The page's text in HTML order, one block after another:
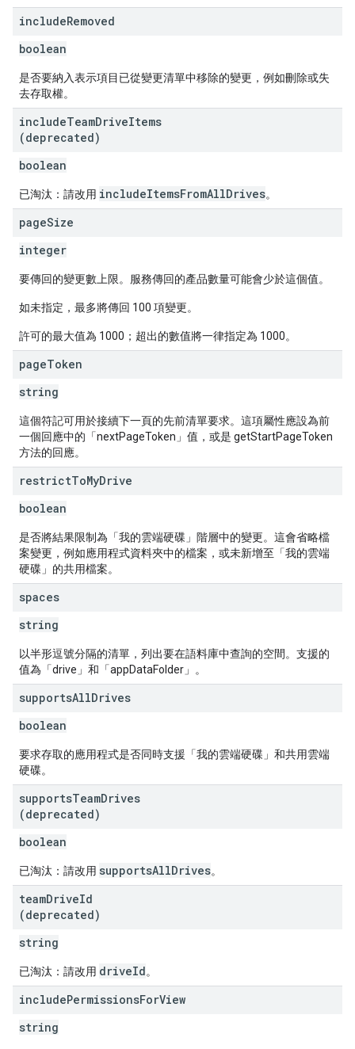
includeRemoved
boolean
是否要納入表示項目已從變更清單中移除的變更，例如刪除或失
去存取權。
includeTeamDriveItems
(deprecated)
boolean
已淘汰：請改用 includeItemsFromAllDrives。
pageSize
integer
要傳回的變更數上限。服務傳回的產品數量可能會少於這個值。
如未指定，最多將傳回 100 項變更。
許可的最大值為 1000；超出的數值將一律指定為 1000。
pageToken
string
這個符記可用於接續下一頁的先前清單要求。這項屬性應設為前
一個回應中的「nextPageToken」值，或是 getStartPageToken
方法的回應。
restrictToMyDrive
boolean
是否將結果限制為「我的雲端硬碟」階層中的變更。這會省略檔
案變更，例如應用程式資料夾中的檔案，或未新增至「我的雲端
硬碟」的共用檔案。
spaces
string
以半形逗號分隔的清單，列出要在語料庫中查詢的空間。支援的
值為「drive」和「appDataFolder」。
supportsAllDrives
boolean
要求存取的應用程式是否同時支援「我的雲端硬碟」和共用雲端
硬碟。
supportsTeamDrives
(deprecated)
boolean
已淘汰：請改用 supportsAllDrives。
teamDriveId
(deprecated)
string
已淘汰：請改用 driveId。
includePermissionsForView
string